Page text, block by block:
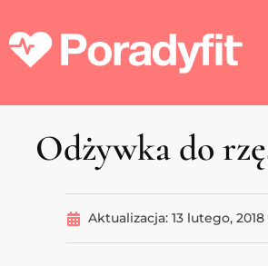
Odżywka do
Aktualizacja: 13 lutego, 2018